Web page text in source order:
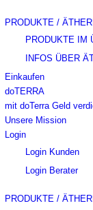
PRODUKTE /
PRODUKTE IM
INFOS ÜBER
Einkaufen
doTERRA
mit doTerra Geld
Unsere Mission
Login
Login Kunden
Login Berater
PRODUKTE /